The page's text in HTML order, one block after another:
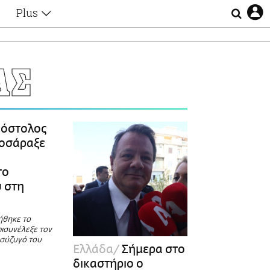
Plus
Αφιερώματα
Ζώδια
Οι Αθηναίοι
Απώλειες
στη
το
τον
σύζυγό του
Ελλάδα Σήμερα στο
δικαστήριο ο